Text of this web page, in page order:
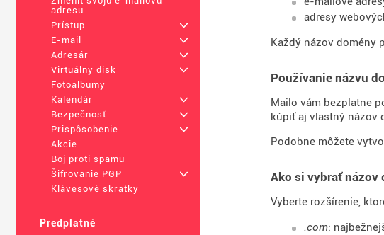
adresu
Prístup
+
E-mail
+
Adresár
+
Virtuálny disk
+
Fotoalbumy
Kalendár
+
Bezpečnosť
+
Prispôsobenie
+
Akcie
Boj proti spamu
Šifrovanie PGP
+
Klávesové skratky
Predplatné
adresy
Každý názov domény
Používanie názvu
Mailo vám bezplatne
kúpiť aj vlastný názov
Podobne môžete
Ako si vybrať názov
Vyberte rozšírenie,
.com: